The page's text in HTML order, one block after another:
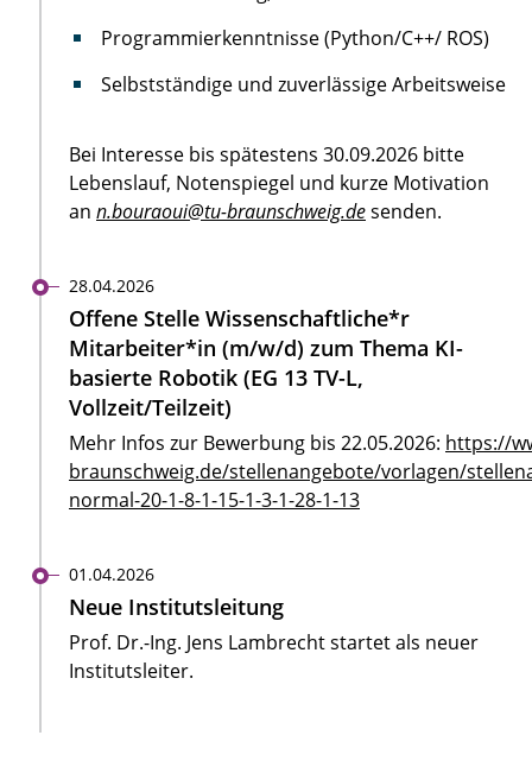
Programmierkenntnisse (Python/C++/ ROS)
Selbstständige und zuverlässige Arbeitsweise
Bei Interesse bis spätestens 30.09.2026 bitte
Lebenslauf, Notenspiegel und kurze Motivation
an n.bouraoui@tu-braunschweig.desenden.
28.04.2026
Offene Stelle Wissenschaftliche*r
Mitarbeiter*in (m/w/d) zum Thema KI-
basierte Robotik (EG 13 TV-L,
Vollzeit/Teilzeit)
Mehr Infos zur Bewerbung bis 22.05.2026: https://
braunschweig.de/stellenangebote/vorlagen/
normal-20-1-8-1-15-1-3-1-28-1-13
01.04.2026
Neue Institutsleitung
Prof. Dr.-Ing. Jens Lambrecht startet als neuer
Institutsleiter.